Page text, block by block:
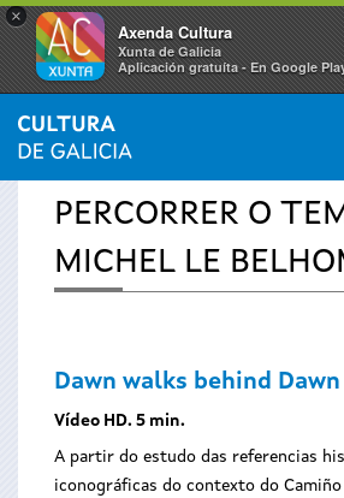
×
Axenda Cultura
Xunta de Galicia
Aplicación gratuíta - En Google
Vostede
aquí
INICIO › ESPECIAIS
PERCORRER O
MICHEL LE
Dawn walks behind Dawn
Vídeo HD. 5 min.
A partir do estudo das referencias
iconográficas do contexto do Camiño